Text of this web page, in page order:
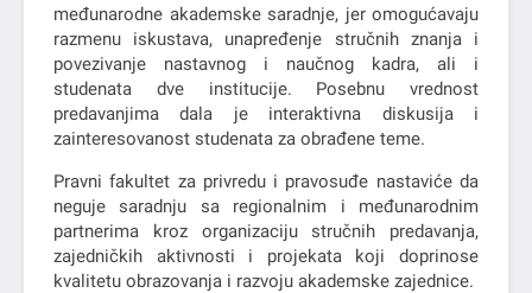
međunarodne akademske saradnje, jer omogućavaju
razmenu iskustava, unapređenje stručnih znanja i
povezivanje nastavnog i naučnog kadra, ali i
studenata dve institucije. Posebnu vrednost
predavanjima dala je interaktivna diskusija i
zainteresovanost studenata za obrađene teme.
Pravni fakultet za privredu i pravosuđe nastaviće da
neguje saradnju sa regionalnim i međunarodnim
partnerima kroz organizaciju stručnih predavanja,
zajedničkih aktivnosti i projekata koji doprinose
kvalitetu obrazovanja i razvoju akademske zajednice.